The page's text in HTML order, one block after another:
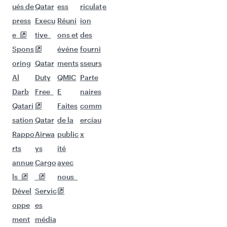
ués de
press
e
Spons
oring
Al
Darb
Qatari
sation
Rappo
rts
annue
ls
Dével
oppe
ment
Qatar
Execu
tive
Qatar
Duty
Free
Qatar
Airwa
ys
Cargo
Servic
es
média
ess
Réuni
ons et
événe
ments
QMIC
E
Faites
de la
public
ité
avec
nous
riculat
ion
des
fourni
sseurs
Parte
naires
comm
erciau
x
e